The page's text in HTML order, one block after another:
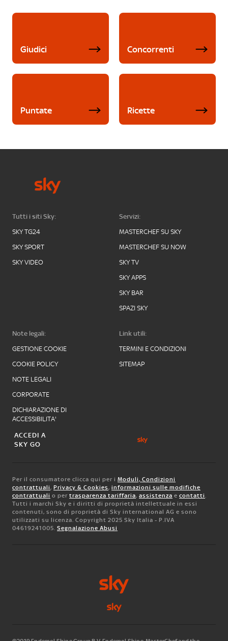
Giudici Concorrenti
Puntate Ricette
Tutti i siti Sky:
SKY TG24
SKY SPORT
SKY VIDEO
Servizi:
MASTERCHEF SU SKY
MASTERCHEF SU NOW
SKY TV
SKY APPS
SKY BAR
SPAZI SKY
Note legali:
GESTIONE COOKIE
COOKIE POLICY
NOTE LEGALI
CORPORATE
DICHIARAZIONE DI
ACCESSIBILITA'
Link utili:
TERMINI E CONDIZIONI
SITEMAP
ACCEDI A
SKY GO
Per il consumatore clicca qui per i Moduli, Condizioni
contrattuali , Privacy & Cookies, informazioni sulle modifiche
contrattuali o per trasparenza tariffaria, assistenza e contatti
Tutti i marchi Sky e i diritti di proprietà intellettuale in essi
contenuti, sono di proprietà di Sky international AG e sono
utilizzati su licenza. Copyright 2025 Sky Italia - P.IVA
04619241005. Segnalazione Abusi